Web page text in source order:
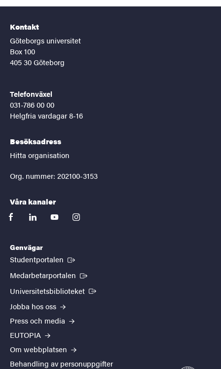
Kontakt
Göteborgs universitet
Box 100
405 30 Göteborg
Telefonväxel
031-786 00 00
Helgfria vardagar 8-16
Besöksadress
Hitta organisation
Org. nummer: 202100-3153
Våra kanaler
facebooklinkedinyoutubeinstagram
Genvägar
Studentportalen (Extern länk)
Medarbetarportalen (Extern länk)
Universitetsbiblioteket (Extern länk)
Jobba hos oss
Press och media
EUTOPIA
Om webbplatsen
Behandling av personuppgifter